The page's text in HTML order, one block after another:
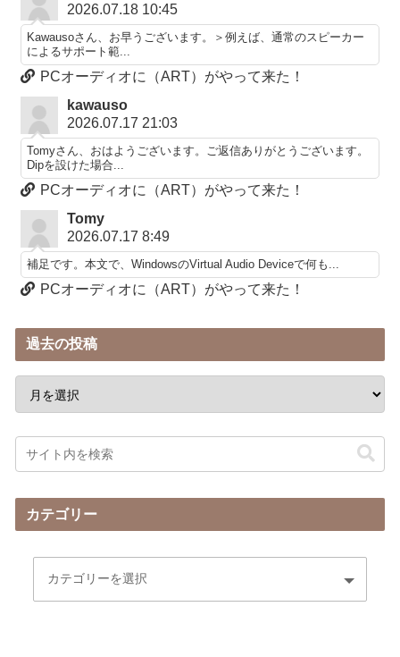
2026.07.18 10:45
Kawausoさん、お早うございます。＞例えば、通常のスピーカー
によるサポート範...
PCオーディオに（ART）がやって来た！
kawauso
2026.07.17 21:03
Tomyさん、おはようございます。ご返信ありがとうございます。
Dipを設けた場合...
PCオーディオに（ART）がやって来た！
Tomy
2026.07.17 8:49
補足です。本文で、WindowsのVirtual Audio Deviceで何も...
PCオーディオに（ART）がやって来た！
過去の投稿
カテゴリー